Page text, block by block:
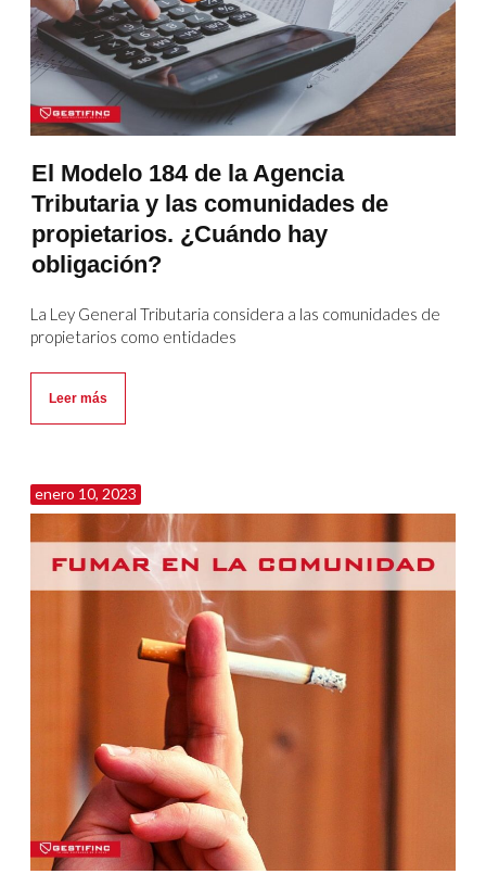
El Modelo 184 de la Agencia
Tributaria y las comunidades de
propietarios. ¿Cuándo hay
obligación?
La Ley General Tributaria considera a las comunidades de
propietarios como entidades
Leer más
enero 10, 2023